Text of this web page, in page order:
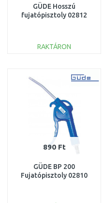
GÜDE Hosszú
fujatópisztoly 02812
RAKTÁRON
Összehasonlítás
890 Ft
GÜDE BP 200
Fujatópisztoly 02810